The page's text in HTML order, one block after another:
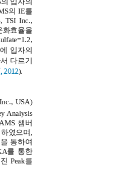
의 IE를
TSI Inc.,
화효율을
입자의
다르기
2012).
USA)
Analysis
챔버
였으며,
통하여
를 통한
Peak를